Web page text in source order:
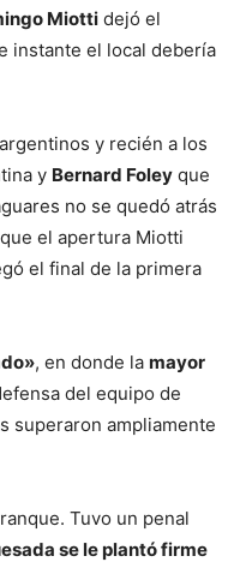
Miotti dejó el
instante el local debería
y recién a los
y Bernard Foley que
no se quedó atrás
el apertura Miotti
el final de la primera
, en donde la mayor
del equipo de
superaron ampliamente
Tuvo un penal
se le plantó firme